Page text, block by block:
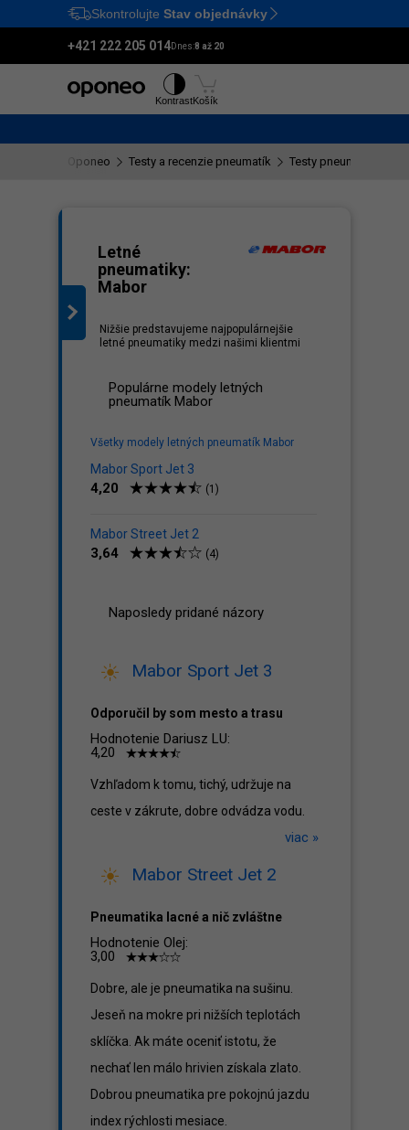
Ctrl M
Skontrolujte Stav objednávky
+421 222 205 014Dnes:8 až 20
KontrastKošík
Oponeo Testy a recenzie pneumatík Testy pneumatík
Letné
pneumatiky:
Mabor
Nižšie predstavujeme najpopulárnejšie
letné pneumatiky medzi našimi klientmi
Populárne modely letných
pneumatík Mabor
Všetky modely letných pneumatík Mabor
Mabor Sport Jet 3
4,20 (1)
Mabor Street Jet 2
3,64 (4)
Naposledy pridané názory
Mabor Sport Jet 3
Odporučil by som mesto a trasu
Hodnotenie Dariusz LU:
4,20
Vzhľadom k tomu, tichý, udržuje na
ceste v zákrute, dobre odvádza vodu.
viac »
Mabor Street Jet 2
Pneumatika lacné a nič zvláštne
Hodnotenie Olej:
3,00
Dobre, ale je pneumatika na sušinu.
Jeseň na mokre pri nižších teplotách
sklíčka. Ak máte oceniť istotu, že
nechať len málo hrivien získala zlato.
Dobrou pneumatika pre pokojnú jazdu
index rýchlosti mesiace.